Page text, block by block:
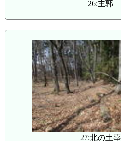
26:主郭
27:北の土塁